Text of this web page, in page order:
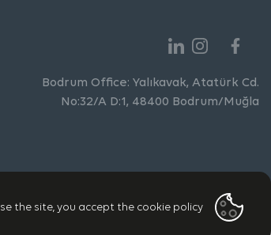
Bodrum Office: Yalıkavak, Atatürk Cd.
No:32/A D:1, 48400 Bodrum/Muğla
the site, you accept the cookie policy